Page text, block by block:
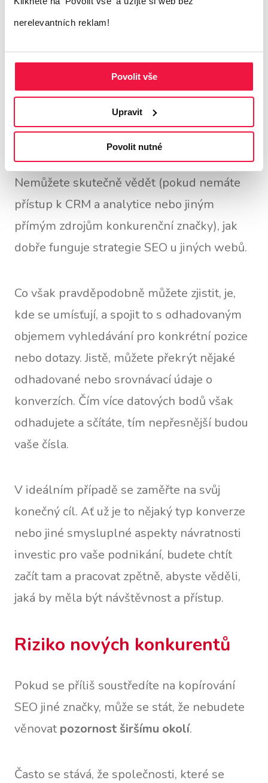
nerelevantních reklam!
Povolit vše
Upravit
Povolit nutné
Měření špatných metrik
výkonnosti
I když existují skvělé "špionážní" nástroje,
analýzou konkurenčních
webů, nejsou dokonalé.
Nemůžete skutečně vědět (pokud nemáte
přístup k CRM a analytice nebo jiným
přímým zdrojům konkurenční značky), jak
dobře funguje strategie SEO u jiných webů.
Co však pravděpodobně můžete zjistit, je,
kde se umísťují, a spojit to s odhadovaným
objemem vyhledávání pro konkrétní pozice
nebo dotazy. Jistě, můžete překrýt nějaké
odhadované nebo srovnávací údaje o
konverzích. Čím více datových bodů však
odhadujete a sčítáte, tím nepřesnější budou
vaše čísla.
V ideálním případě se zaměřte na svůj
konečný cíl. Ať už je to nějaký typ konverze
nebo jiné smysluplné aspekty návratnosti
investic pro vaše podnikání, budete chtít
začít tam a pracovat zpětně, abyste věděli,
jaká by měla být návštěvnost a přístup.
Riziko nových konkurentů
Pokud se příliš soustředíte na kopírování
SEO jiné značky, může se stát, že nebudete
věnovat pozornost širšímu okolí.
Často se stává, že společnosti, které se